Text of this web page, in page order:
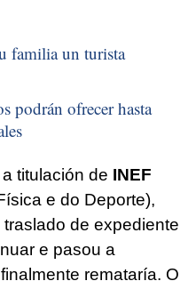
familia un turista
podrán ofrecer hasta
titulación de INEF
e do Deporte),
de expediente
e pasou a
remataría. O